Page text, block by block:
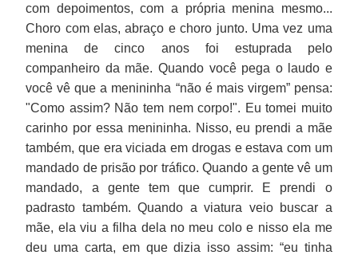
com depoimentos, com a própria menina mesmo...
Choro com elas, abraço e choro junto. Uma vez uma
menina de cinco anos foi estuprada pelo
companheiro da mãe. Quando você pega o laudo e
você vê que a menininha “não é mais virgem” pensa:
"Como assim? Não tem nem corpo!". Eu tomei muito
carinho por essa menininha. Nisso, eu prendi a mãe
também, que era viciada em drogas e estava com um
mandado de prisão por tráfico. Quando a gente vê um
mandado, a gente tem que cumprir. E prendi o
padrasto também. Quando a viatura veio buscar a
mãe, ela viu a filha dela no meu colo e nisso ela me
deu uma carta, em que dizia isso assim: “eu tinha